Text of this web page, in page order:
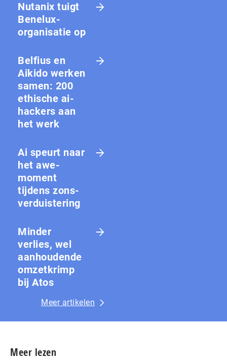
Nutanix tuigt
Benelux-
organisatie op
Belfius en
Aikido werken
samen: 200
ethische ai-
hackers aan
het werk
Ai speurt naar
het awe-
moment
tijdens zons­
ver­duis­te­ring
Minder
verlies, wel
aanhoudende
omzetkrimp
bij Atos
Meer artikelen
Meer lezen